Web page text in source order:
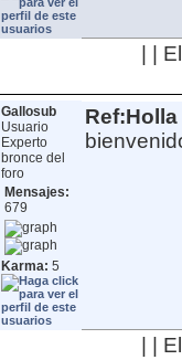
| |
Gallosub
Usuario
Experto
bronce del
foro
Mensajes:
679
Karma: 5
| |